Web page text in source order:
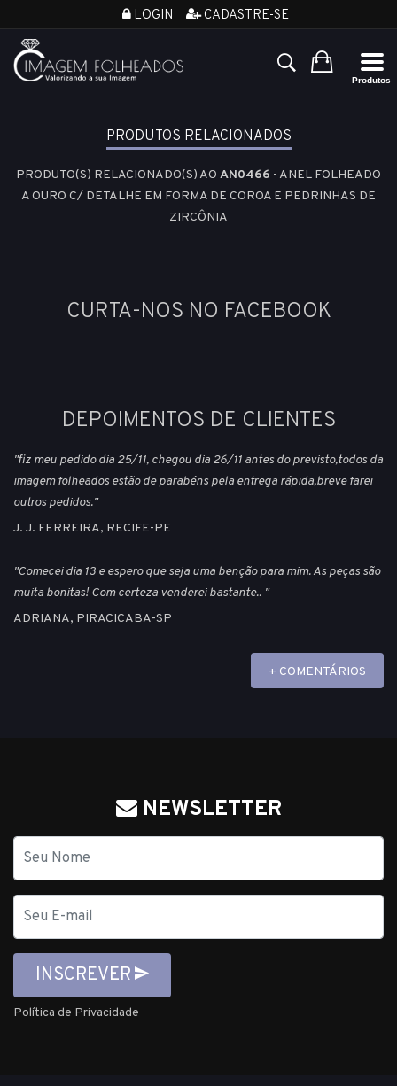
LOGIN CADASTRE-SE
PRODUTOS RELACIONADOS
PRODUTO(S) RELACIONADO(S) AO AN0466 - ANEL FOLHEADO
A OURO C/ DETALHE EM FORMA DE COROA E PEDRINHAS DE
ZIRCÔNIA
CURTA-NOS NO FACEBOOK
DEPOIMENTOS DE CLIENTES
"fiz meu pedido dia 25/11, chegou dia 26/11 antes do previsto,todos da
imagem folheados estão de parabéns pela entrega rápida,breve farei
outros pedidos."
J. J. FERREIRA, RECIFE-PE
"Comecei dia 13 e espero que seja uma benção para mim. As peças são
muita bonitas! Com certeza venderei bastante.. "
ADRIANA, PIRACICABA-SP
+ COMENTÁRIOS
NEWSLETTER
mail
INSCREVER
Política de Privacidade